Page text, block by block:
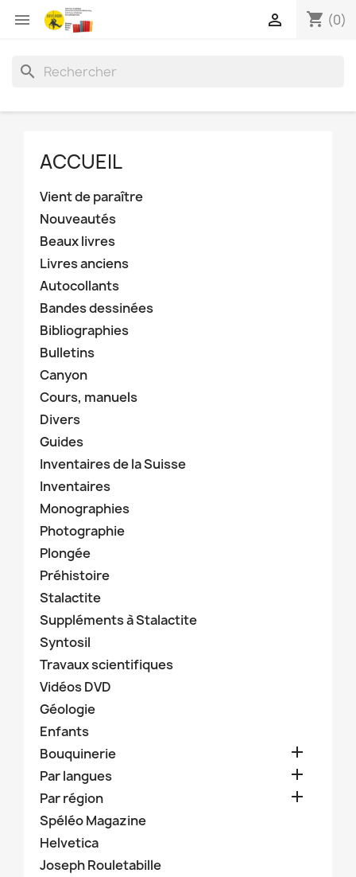
 shopping_cart (0)

search
ACCUEIL
Vient de paraître
Nouveautés
Beaux livres
Livres anciens
Autocollants
Bandes dessinées
Bibliographies
Bulletins
Canyon
Cours, manuels
Divers
Guides
Inventaires de la Suisse
Inventaires
Monographies
Photographie
Plongée
Préhistoire
Stalactite
Suppléments à Stalactite
Syntosil
Travaux scientifiques
Vidéos DVD
Géologie
Enfants
Bouquinerie

Par langues 
Par région 
Spéléo Magazine
Helvetica
Joseph Rouletabille